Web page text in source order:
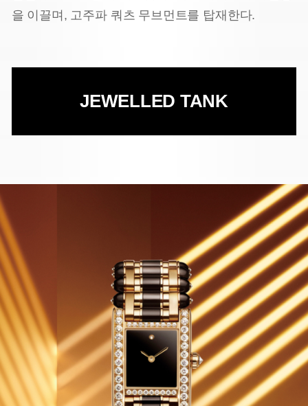
을 이끌며, 고주파 쿼츠 무브먼트를 탑재한다.
JEWELLED TANK